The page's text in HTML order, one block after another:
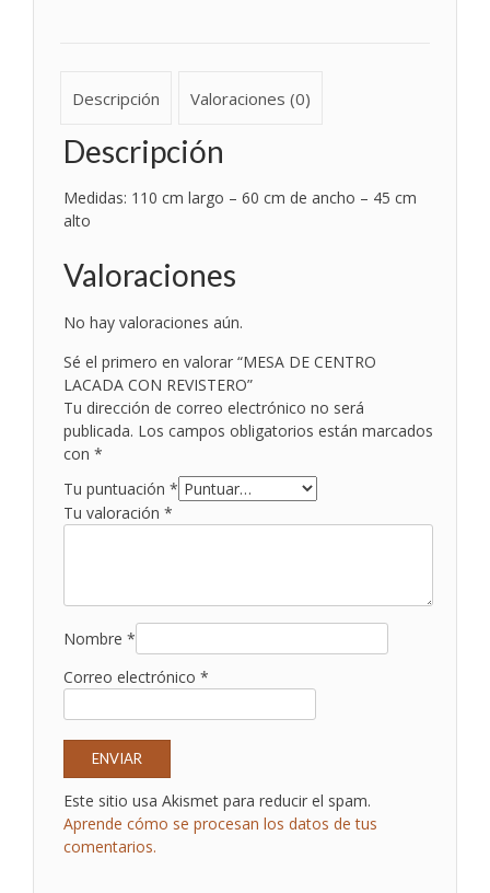
Descripción Valoraciones (0)
Descripción
Medidas: 110 cm largo – 60 cm de ancho – 45 cm
alto
Valoraciones
No hay valoraciones aún.
Sé el primero en valorar “MESA DE CENTRO
LACADA CON REVISTERO”
Tu dirección de correo electrónico no será
publicada. Los campos obligatorios están marcados
con*
Tu puntuación*
Tu valoración*
Nombre*
Correo electrónico*
Este sitio usa Akismet para reducir el spam.
Aprende cómo se procesan los datos de tus
comentarios.